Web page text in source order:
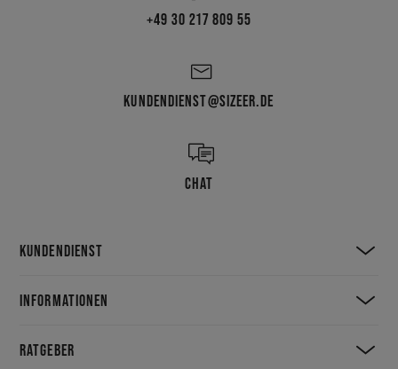
+49 30 217 809 55
KUNDENDIENST@SIZEER.DE
CHAT
KUNDENDIENST
INFORMATIONEN
RATGEBER